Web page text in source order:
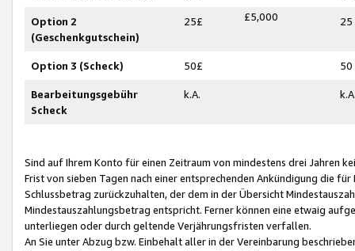
Option 2
(Geschenkgutschein)
25£ £5,000 25
Option 3 (Scheck) 50£ 50
Bearbeitungsgebühr
Scheck
k.A.
Sind auf Ihrem Konto für einen Zeitraum von mindestens drei Jahren
Frist von sieben Tagen nach einer entsprechenden Ankündigung die
Schlussbetrag zurückzuhalten, der dem in der Übersicht
Mindestauszahlungsbetrag entspricht. Ferner können eine etwaig
unterliegen oder durch geltende Verjährungsfristen verfallen.
An Sie unter Abzug bzw. Einbehalt aller in der Vereinbarung